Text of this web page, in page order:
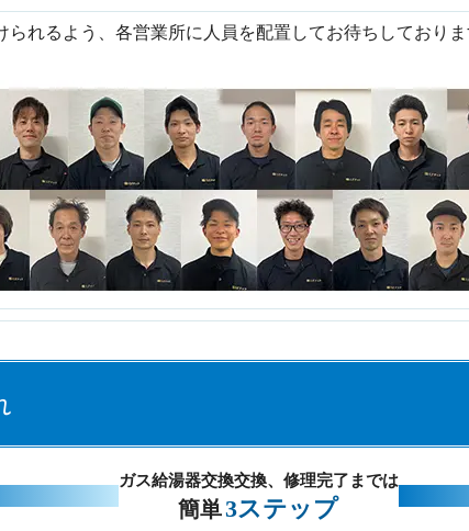
られるよう、各営業所に人員を配置してお待ちしておりま
ガス給湯器交換交換、修理完了までは
簡単3ステップ